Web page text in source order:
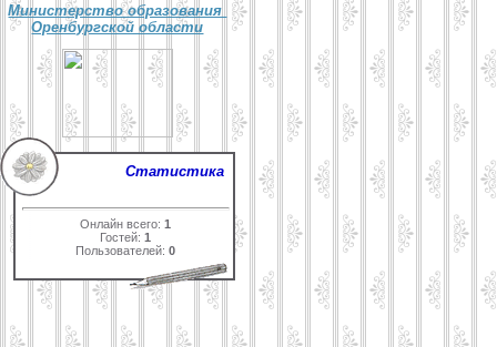
Министерство образования
Оренбургской области
Статистика
Онлайн всего:1
Гостей:1
Пользователей:0